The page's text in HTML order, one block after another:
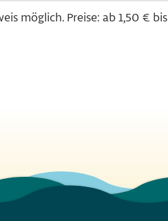
möglich. Preise: ab 1,50 €